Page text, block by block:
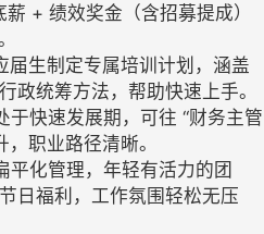
+ 绩效奖金（含招募提成）
届生制定专属培训计划，涵盖
政统筹方法，帮助快速上手。​
快速发展期，可往 “财务主管
职业路径清晰。​
平化管理，年轻有活力的团
日福利，工作氛围轻松无压